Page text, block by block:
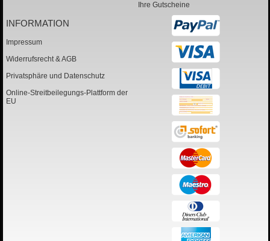
Ihre Gutscheine
INFORMATION
Impressum
Widerrufsrecht & AGB
Privatsphäre und Datenschutz
Online-Streitbeilegungs-Plattform der
EU